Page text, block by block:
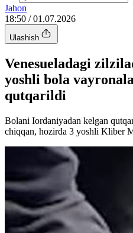
Jahon
18:50 / 01.07.2026
Ulashish
Venesueladagi
yoshli bola
qutqarildi
Bolani Iordaniyadan kelgan
chiqqan, hozirda 3 yoshli Kliber